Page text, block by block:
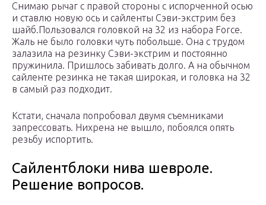
Снимаю рычаг с правой стороны с испорченной осью
и ставлю новую ось и сайленты Сэви-экстрим без
шайб.Пользовался головкой на 32 из набора Force.
Жаль не было головки чуть побольше. Она с трудом
залазила на резинку Сэви-экстрим и постоянно
пружинила. Пришлось забивать долго. А на обычном
сайленте резинка не такая широкая, и головка на 32
в самый раз подходит.
Кстати, сначала попробовал двумя съемниками
запрессовать. Нихрена не вышло, побоялся опять
резьбу испортить.
Сайлентблоки нива шевроле.
Решение вопросов.